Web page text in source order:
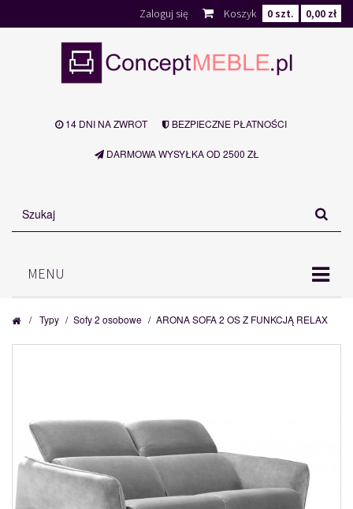
Koszyk 0szt. 0,00 zł
Zaloguj się
14 DNI NA ZWROT BEZPIECZNE PŁATNOŚCI
DARMOWA WYSYŁKA OD 2500 ZŁ
MENU
/ Typy / Sofy 2 osobowe / ARONA SOFA 2 OS Z FUNKCJĄ RELAX